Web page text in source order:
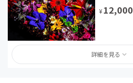
¥12,000
詳細を見る